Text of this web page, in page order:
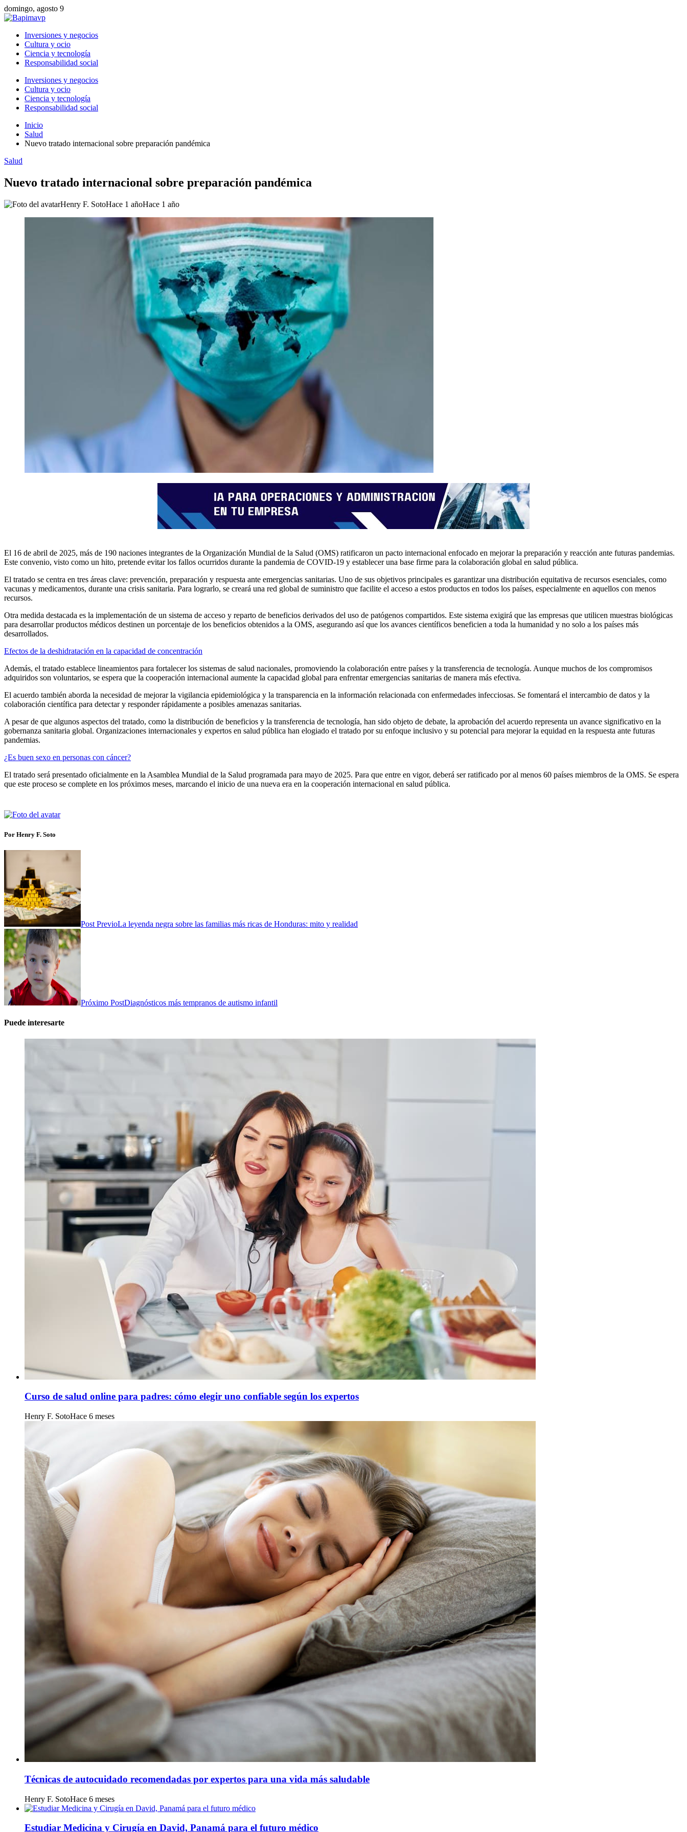
domingo, agosto 9
Inversiones y negocios
Cultura y ocio
Ciencia y tecnología
Responsabilidad social
Inversiones y negocios
Cultura y ocio
Ciencia y tecnología
Responsabilidad social
Inicio
Salud
Nuevo tratado internacional sobre preparación pandémica
Salud
Nuevo tratado internacional sobre preparación pandémica
Henry F. SotoHace 1 añoHace 1 año
El 16 de abril de 2025, más de 190 naciones integrantes de la Organización Mundial de la Salud (OMS) ratificaron un pacto internacional enfocado en mejorar la preparación y reacción ante futuras pandemias.
Este convenio, visto como un hito, pretende evitar los fallos ocurridos durante la pandemia de COVID-19 y establecer una base firme para la colaboración global en salud pública.
El tratado se centra en tres áreas clave: prevención, preparación y respuesta ante emergencias sanitarias. Uno de sus objetivos principales es garantizar una distribución equitativa de recursos esenciales, como
vacunas y medicamentos, durante una crisis sanitaria. Para lograrlo, se creará una red global de suministro que facilite el acceso a estos productos en todos los países, especialmente en aquellos con menos
recursos.
Otra medida destacada es la implementación de un sistema de acceso y reparto de beneficios derivados del uso de patógenos compartidos. Este sistema exigirá que las empresas que utilicen muestras biológicas
para desarrollar productos médicos destinen un porcentaje de los beneficios obtenidos a la OMS, asegurando así que los avances científicos beneficien a toda la humanidad y no solo a los países más
desarrollados.​
Efectos de la deshidratación en la capacidad de concentración
Además, el tratado establece lineamientos para fortalecer los sistemas de salud nacionales, promoviendo la colaboración entre países y la transferencia de tecnología. Aunque muchos de los compromisos
adquiridos son voluntarios, se espera que la cooperación internacional aumente la capacidad global para enfrentar emergencias sanitarias de manera más efectiva.​
El acuerdo también aborda la necesidad de mejorar la vigilancia epidemiológica y la transparencia en la información relacionada con enfermedades infecciosas. Se fomentará el intercambio de datos y la
colaboración científica para detectar y responder rápidamente a posibles amenazas sanitarias.​
A pesar de que algunos aspectos del tratado, como la distribución de beneficios y la transferencia de tecnología, han sido objeto de debate, la aprobación del acuerdo representa un avance significativo en la
gobernanza sanitaria global. Organizaciones internacionales y expertos en salud pública han elogiado el tratado por su enfoque inclusivo y su potencial para mejorar la equidad en la respuesta ante futuras
pandemias.​
¿Es buen sexo en personas con cáncer?
El tratado será presentado oficialmente en la Asamblea Mundial de la Salud programada para mayo de 2025. Para que entre en vigor, deberá ser ratificado por al menos 60 países miembros de la OMS. Se espera
que este proceso se complete en los próximos meses, marcando el inicio de una nueva era en la cooperación internacional en salud pública.​
Por Henry F. Soto
Post PrevioLa leyenda negra sobre las familias más ricas de Honduras: mito y realidad
Próximo PostDiagnósticos más tempranos de autismo infantil
Puede interesarte
Curso de salud online para padres: cómo elegir uno confiable según los expertos
Henry F. SotoHace 6 meses
Técnicas de autocuidado recomendadas por expertos para una vida más saludable
Henry F. SotoHace 6 meses
Estudiar Medicina y Cirugía en David, Panamá para el futuro médico